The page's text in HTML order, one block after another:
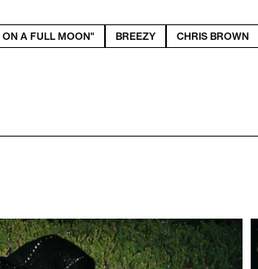
A FULL MOON" BREEZY CHRIS BROWN